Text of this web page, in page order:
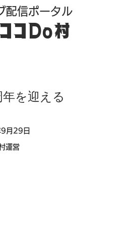
配信ポータル
コDo村
を迎える
月29日
運営